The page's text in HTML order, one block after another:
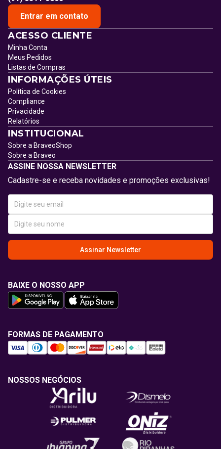
Entrar em contato
ACESSO CLIENTE
Minha Conta
Meus Pedidos
Listas de Compras
INFORMAÇÕES ÚTEIS
Política de Cookies
Compliance
Privacidade
Relatórios
INSTITUCIONAL
Sobre a BraveoShop
Sobre a Braveo
ASSINE NOSSA NEWSLETTER
Cadastre-se e receba novidades e promoções exclusivas!
Assinar Newsletter
BAIXE O NOSSO APP
FORMAS DE PAGAMENTO
NOSSOS NEGÓCIOS